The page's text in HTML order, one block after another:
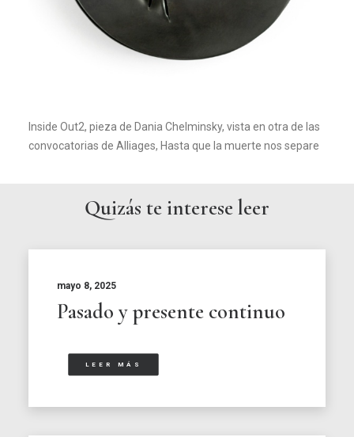
Inside Out2, pieza de Dania Chelminsky, vista en otra de las
convocatorias de Alliages, Hasta que la muerte nos separe
Quizás te interese leer
mayo 8, 2025
Pasado y presente continuo
LEER MÁS